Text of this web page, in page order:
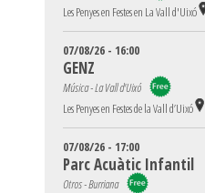
Les Penyes en Festes en La Vall d'Uixó
07/08/26 - 16:00
GENZ
Música - La Vall d'Uixó
Les Penyes en Festes de la Vall d’Uixó
07/08/26 - 17:00
Parc Acuàtic Infantil
Otros - Burriana